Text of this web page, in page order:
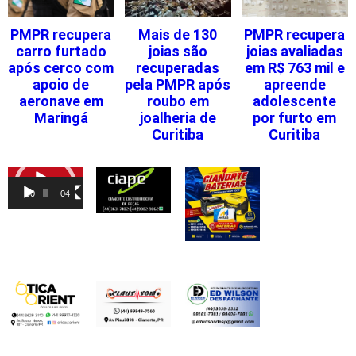
PMPR recupera
carro furtado
após cerco com
apoio de
aeronave em
Maringá
Mais de 130
joias são
recuperadas
pela PMPR após
roubo em
joalheria de
Curitiba
PMPR recupera
joias avaliadas
em R$ 763 mil e
apreende
adolescente
por furto em
Curitiba
Tocador
vídeo
00:00 04:46